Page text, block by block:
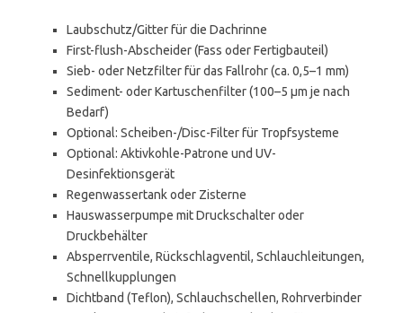
Laubschutz/Gitter für die Dachrinne
First-flush-Abscheider (Fass oder Fertigbauteil)
Sieb- oder Netzfilter für das Fallrohr (ca. 0,5–1 mm)
Sediment- oder Kartuschenfilter (100–5 µm je nach
Bedarf)
Optional: Scheiben-/Disc-Filter für Tropfsysteme
Optional: Aktivkohle-Patrone und UV-
Desinfektionsgerät
Regenwassertank oder Zisterne
Hauswasserpumpe mit Druckschalter oder
Druckbehälter
Absperrventile, Rückschlagventil, Schlauchleitungen,
Schnellkupplungen
Dichtband (Teflon), Schlauchschellen, Rohrverbinder